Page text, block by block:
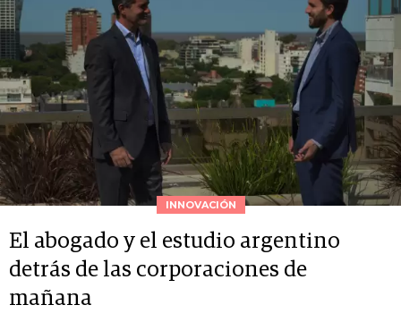
INNOVACIÓN
El abogado y el estudio argentino
detrás de las corporaciones de
mañana